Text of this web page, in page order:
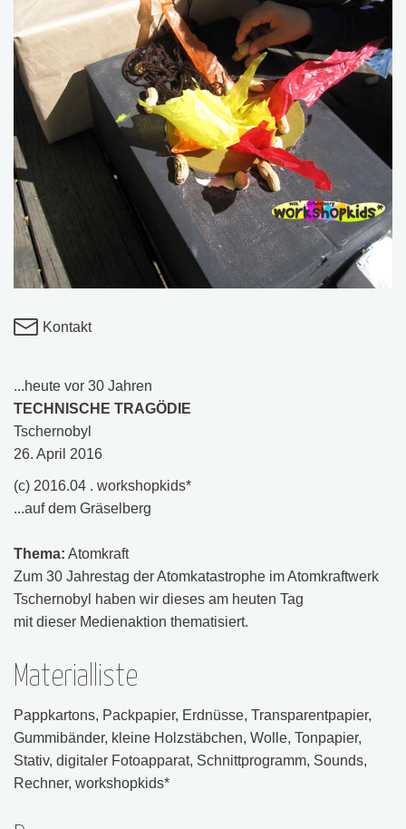
Kontakt
...heute vor 30 Jahren
TECHNISCHE TRAGÖDIE
Tschernobyl
26. April 2016
(c) 2016.04 . workshopkids*
...auf dem Gräselberg
Thema: Atomkraft
Zum 30 Jahrestag der Atomkatastrophe im Atomkraftwerk
Tschernobyl haben wir dieses am heuten Tag
mit dieser Medienaktion thematisiert.
Materialliste
Pappkartons, Packpapier, Erdnüsse, Transparentpapier,
Gummibänder, kleine Holzstäbchen, Wolle, Tonpapier,
Stativ, digitaler Fotoapparat, Schnittprogramm, Sounds,
Rechner, workshopkids*